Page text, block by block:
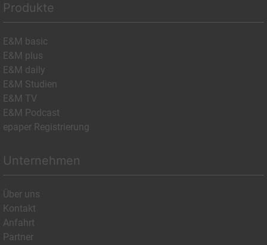
Produkte
E&M basic
E&M plus
E&M daily
E&M Studien
E&M TV
E&M Podcast
epaper Registrierung
Unternehmen
Über uns
Kontakt
Anfahrt
Partner